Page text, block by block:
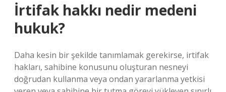
İrtifak hakkı nedir medeni
hukuk?
Daha kesin bir şekilde tanımlamak gerekirse, irtifak
hakları, sahibine konusunu oluşturan nesneyi
doğrudan kullanma veya ondan yararlanma yetkisi